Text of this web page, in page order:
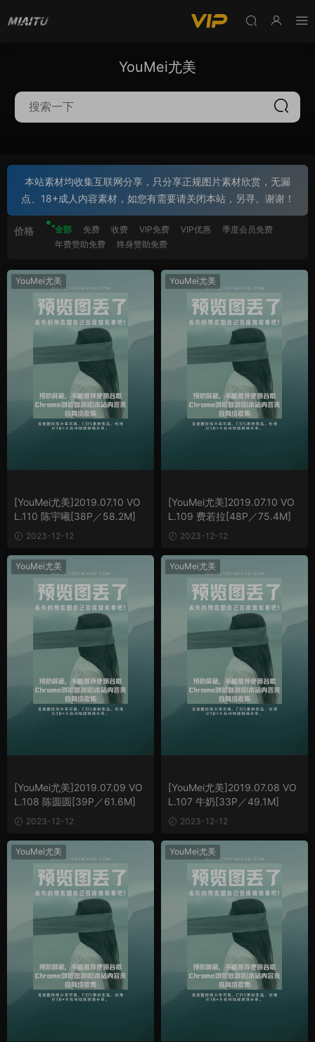
YouMei尤美
本站素材均收集互联网分享，只分享正规图片素材欣赏，无漏
点、18+成人内容素材，如您有需要请关闭本站，另寻。谢谢！
价格 全部 免费 收费 VIP免费 VIP优惠
季度会员免费
年费赞助免费
终身赞助免费
YouMei尤美
[YouMei尤美]2019.07.10 VO
L.110 陈宇曦[38P／58.2M]
2023-12-12
YouMei尤美
[YouMei尤美]2019.07.10 VO
L.109 费若拉[48P／75.4M]
2023-12-12
YouMei尤美
[YouMei尤美]2019.07.09 VO
L.108 陈圆圆[39P／61.6M]
2023-12-12
YouMei尤美
[YouMei尤美]2019.07.08 VO
L.107 牛奶[33P／49.1M]
2023-12-12
YouMei尤美 YouMei尤美